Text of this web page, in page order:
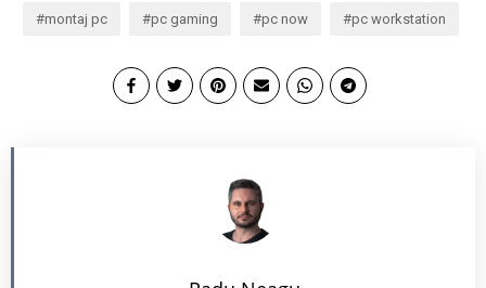
montaj pc pc gaming pc now pc workstation